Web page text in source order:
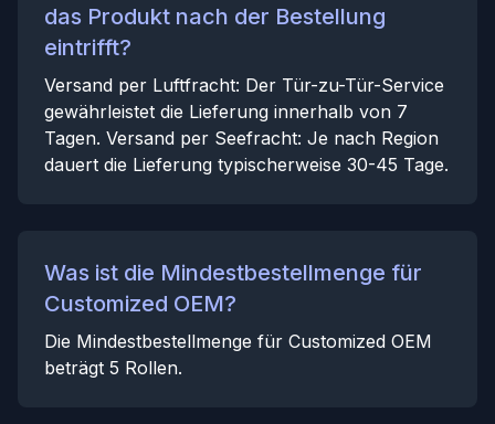
das Produkt nach der Bestellung
eintrifft?
Versand per Luftfracht: Der Tür-zu-Tür-Service
gewährleistet die Lieferung innerhalb von 7
Tagen. Versand per Seefracht: Je nach Region
dauert die Lieferung typischerweise 30-45 Tage.
Was ist die Mindestbestellmenge für
Customized OEM?
Die Mindestbestellmenge für Customized OEM
beträgt 5 Rollen.